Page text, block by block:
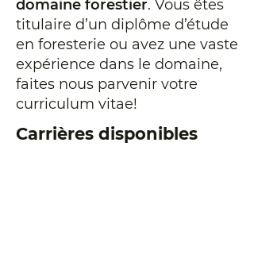
domaine forestier. Vous êtes
titulaire d’un diplôme d’étude
en foresterie ou avez une vaste
expérience dans le domaine,
faites nous parvenir votre
curriculum vitae!
Carrières disponibles